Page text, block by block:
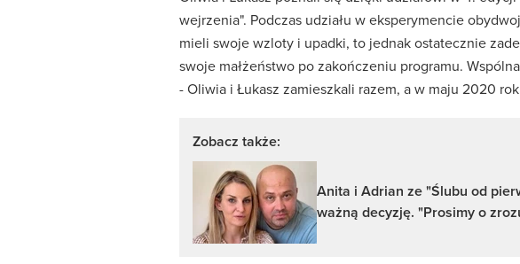
wejrzenia". Podczas udziału w eksperymencie
mieli swoje wzloty i upadki, to jednak ostatecznie
swoje małżeństwo po zakończeniu programu.
- Oliwia i Łukasz zamieszkali razem, a w maju 2020
Zobacz także:
Anita i Adrian ze "Ślubu od
ważną decyzję. "Prosimy o